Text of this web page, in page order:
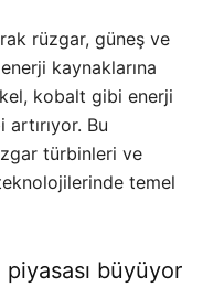
rüzgar, güneş ve
kaynaklarına
kobalt gibi enerji
Bu
türbinleri ve
temel
büyüyor